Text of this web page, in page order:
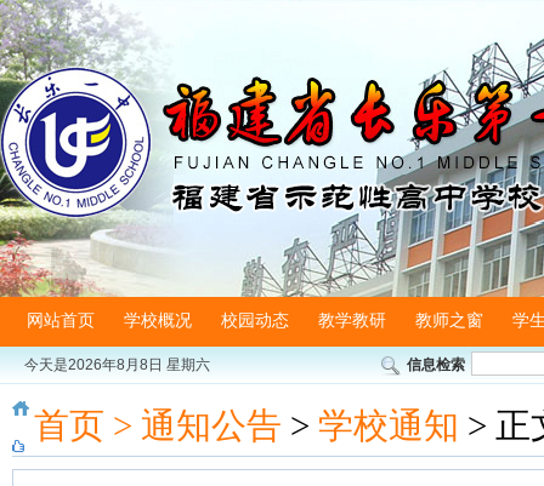
网站首页 学校概况 校园动态 教学教研 教师之窗 学
今天是2026年8月8日 星期六 信息检索
首页 > 通知公告 > 学校通知 > 正